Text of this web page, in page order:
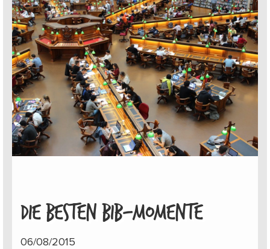
DIE BESTEN BIB-MOMENTE
06/08/2015